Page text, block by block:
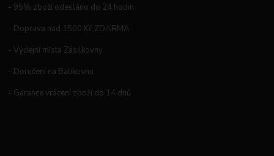
- 95% zboží odesláno do 24 hodin
- Doprava nad 1500 Kč ZDARMA
- Výdejní místa Zásilkovny
- Doručení na Balíkovnu
- Garance vrácení zboží do 14 dnů